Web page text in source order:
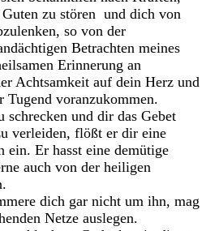
zu stören und dich von
so von der
Betrachten meines
Erinnerung an
Achtsamkeit auf dein Herz und
Tugend voranzukommen.
und dir das Gebet
verleiden, flößt er dir eine
ein. Er hasst eine demütige
auch von der heiligen
dich gar nicht um ihn, mag
Netze auslegen.